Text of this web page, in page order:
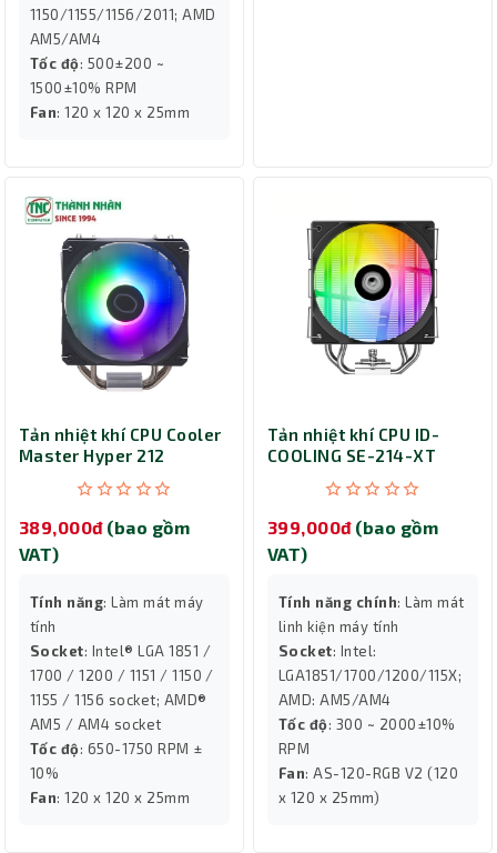
1150/1155/1156/2011; AMD
AM5/AM4
Tốc độ: 500±200 ~
1500±10% RPM
Fan: 120 x 120 x 25mm
Tản nhiệt khí CPU Cooler
Master Hyper 212
389,000đ (bao gồm
VAT)
Tính năng: Làm mát máy
tính
Socket: Intel® LGA 1851 /
1700 / 1200 / 1151 / 1150 /
1155 / 1156 socket; AMD®
AM5 / AM4 socket
Tốc độ: 650-1750 RPM ±
10%
Fan: 120 x 120 x 25mm
Tản nhiệt khí CPU ID-
COOLING SE-214-XT
399,000đ (bao gồm
VAT)
Tính năng chính: Làm mát
linh kiện máy tính
Socket: Intel:
LGA1851/1700/1200/115X;
AMD: AM5/AM4
Tốc độ: 300 ~ 2000±10%
RPM
Fan: AS-120-RGB V2 (120
x 120 x 25mm)